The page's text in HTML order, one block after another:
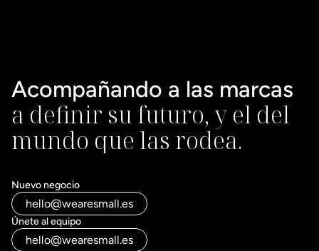
Acompañando a las marcas
a definir su futuro, y el del
mundo que las rodea.
Nuevo negocio
hello@wearesmall.es
Únete al equipo
hello@wearesmall.es